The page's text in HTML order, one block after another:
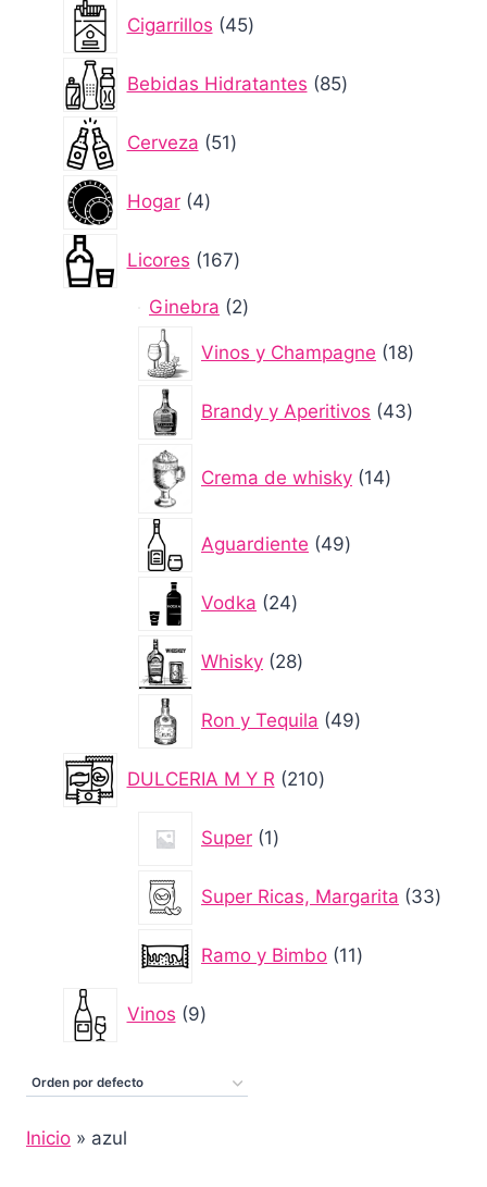
Cigarrillos 45
45
productos
Bebidas Hidratantes 85
85
productos
Cerveza 51
51
productos
Hogar 4
4
productos
Licores 167
167
productos
Ginebra
22
Vinos y Champagne 18
18
Brandy y Aperitivos
43
43
Crema de whisky 14productos
Aguardiente 49
49
productos
Vodka
24
24
productos
Whisky 28
28
productos
Ron y Tequila
49
49
productos
DULCERIA M Y R
210
210
productos
Super 1
1
producto
Super Ricas, Margarita
33
33
Ramo y Bimbo 11
11
productos
Vinos
9
9
productos
Inicio » azul